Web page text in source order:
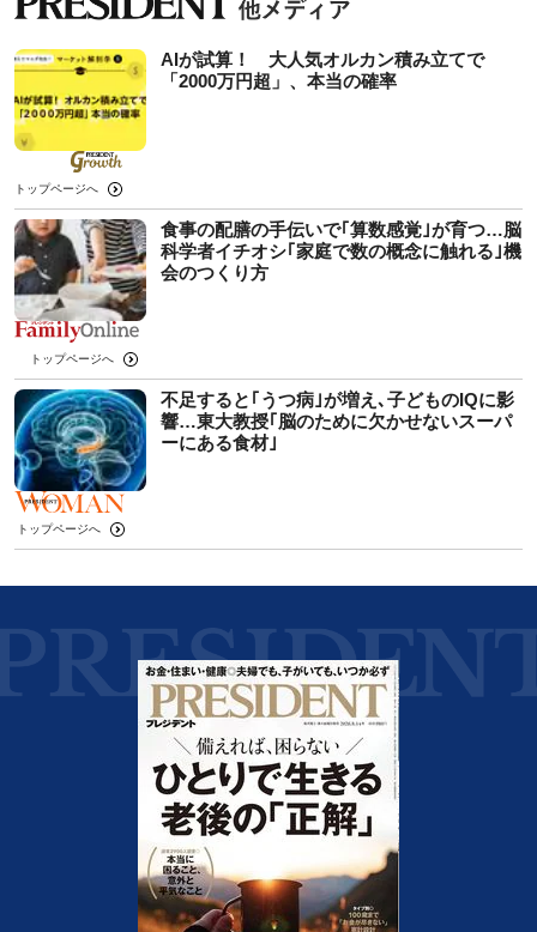
AIが試算！ 大人気オルカン積み立てで
「2000万円超」、本当の確率
トップページへ
食事の配膳の手伝いで｢算数感覚｣が育つ…脳
科学者イチオシ｢家庭で数の概念に触れる｣機
会のつくり方
トップページへ
不足すると｢うつ病｣が増え､子どものIQに影
響…東大教授｢脳のために欠かせないスーパ
ーにある食材｣
トップページへ